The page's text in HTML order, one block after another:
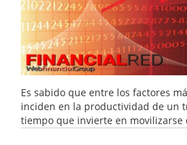
Es sabido que entre los factores
inciden en la productividad de un
tiempo que invierte en movilizarse